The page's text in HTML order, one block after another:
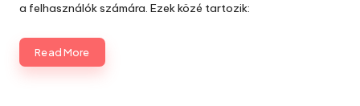
a felhasználók számára. Ezek közé tartozik:
Read More